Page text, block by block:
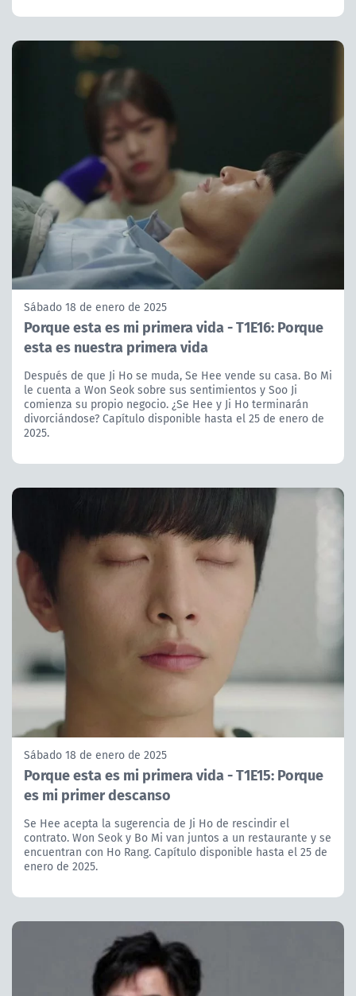
Sábado 18 de enero de 2025
Porque esta es mi primera vida - T1E16: Porque
esta es nuestra primera vida
Después de que Ji Ho se muda, Se Hee vende su casa. Bo Mi
le cuenta a Won Seok sobre sus sentimientos y Soo Ji
comienza su propio negocio. ¿Se Hee y Ji Ho terminarán
divorciándose? Capítulo disponible hasta el 25 de enero de
2025.
Sábado 18 de enero de 2025
Porque esta es mi primera vida - T1E15: Porque
es mi primer descanso
Se Hee acepta la sugerencia de Ji Ho de rescindir el
contrato. Won Seok y Bo Mi van juntos a un restaurante y se
encuentran con Ho Rang. Capítulo disponible hasta el 25 de
enero de 2025.